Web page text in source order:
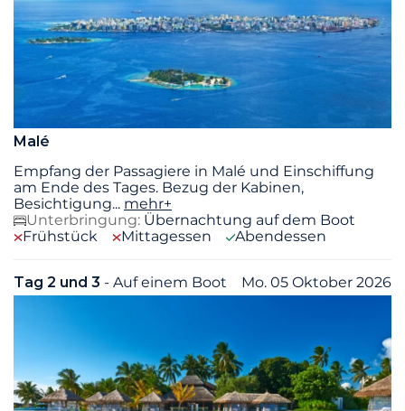
Malé
Empfang der Passagiere in Malé und Einschiffung
am Ende des Tages. Bezug der Kabinen,
Besichtigung... mehr+
Unterbringung: Übernachtung auf dem Boot
Frühstück
Mittagessen Abendessen
Tag 2 und 3 - Auf einem Boot Mo. 05 Oktober 2026